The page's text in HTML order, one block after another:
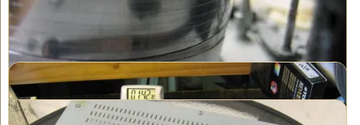
Die Bänder unten erforderten eine spezielle
Handreinigungsbehandlung vor dem Transfer. Zunächst wird das
Bandgehäuse zerlegt und dann akribisch gereinigt.
Geöffnetes VHS-Band wird zur Reinigung vorbereitet
Eine Reinigungsmaschine wird in einer kontrollierten